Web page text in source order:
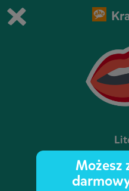
Grasz w wersję
Poznaj dużą
Możesz